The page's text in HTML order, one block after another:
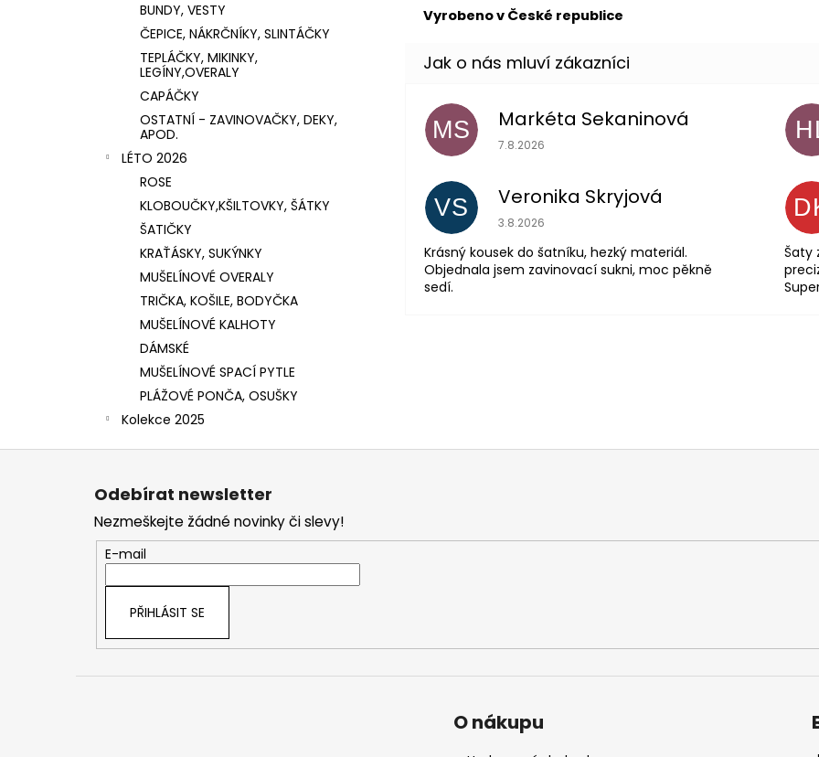
BUNDY, VESTY
ČEPICE, NÁKRČNÍKY, SLINTÁČKY
TEPLÁČKY, MIKINKY,
LEGÍNY,OVERALY
CAPÁČKY
OSTATNÍ - ZAVINOVAČKY, DEKY,
APOD.
LÉTO 2026
ROSE
KLOBOUČKY,KŠILTOVKY, ŠÁTKY
ŠATIČKY
KRAŤÁSKY, SUKÝNKY
MUŠELÍNOVÉ OVERALY
TRIČKA, KOŠILE, BODYČKA
MUŠELÍNOVÉ KALHOTY
DÁMSKÉ
MUŠELÍNOVÉ SPACÍ PYTLE
PLÁŽOVÉ PONČA, OSUŠKY
Kolekce 2025
Vyrobeno v České republice
MS Markéta Sekaninová
Hodnocení obchodu je 5 z 5 hvězdiček.
7.8.2026
VS Veronika Skryjová
Hodnocení obchodu je 5 z 5 hvězdiček.
3.8.2026
Krásný kousek do šatníku, hezký materiál.
Objednala jsem zavinovací sukni, moc pěkně
sedí.
Šaty
Z
Odebírat newsletter
Nezmeškejte žádné novinky či slevy!
E-mail
PŘIHLÁSIT SE
O nákupu